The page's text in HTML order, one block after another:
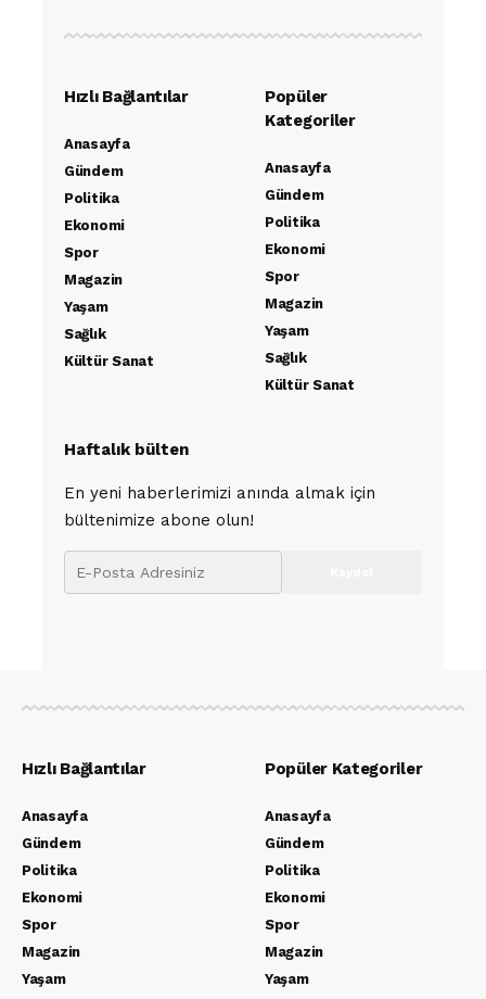
Hızlı Bağlantılar
Anasayfa
Gündem
Politika
Ekonomi
Spor
Magazin
Yaşam
Sağlık
Kültür Sanat
Popüler
Kategoriler
Anasayfa
Gündem
Politika
Ekonomi
Spor
Magazin
Yaşam
Sağlık
Kültür Sanat
Haftalık bülten
En yeni haberlerimizi anında almak için
bültenimize abone olun!
Hızlı Bağlantılar
Anasayfa
Gündem
Politika
Ekonomi
Spor
Magazin
Yaşam
Popüler Kategoriler
Anasayfa
Gündem
Politika
Ekonomi
Spor
Magazin
Yaşam